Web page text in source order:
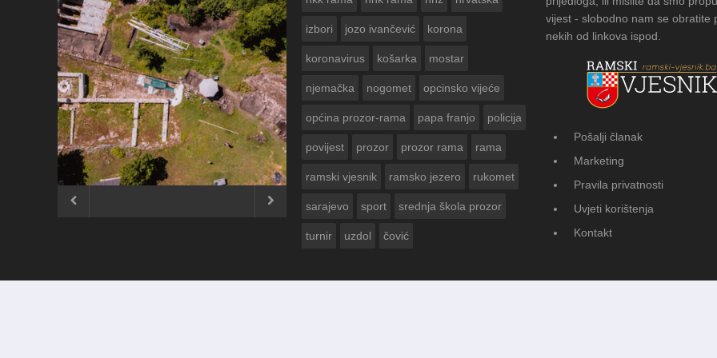
ČESTITKA RAMSKOG VJESNIKA ZA
 
izbori jozo ivančević korona
koronavirus košarka mostar
njemačka nogomet opcinsko vijeće
općina prozor-rama papa franjo policija
povijest prozor prozor rama rama
ramski vjesnik ramsko jezero rukomet
sarajevo sport srednja škola prozor
turnir uzdol čović
vijest - slobodno nam se obratite
nekih od linkova ispod.
Pošalji članak
Marketing
Pravila privatnosti
Uvjeti korištenja
Kontakt